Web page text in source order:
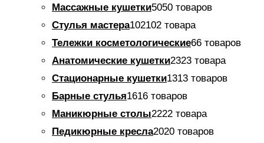
Массажные кушетки5050 товаров
Стулья мастера102102 товара
Тележки косметологические66 товаров
Анатомические кушетки2323 товара
Стационарные кушетки1313 товаров
Барные стулья1616 товаров
Маникюрные столы2222 товара
Педикюрные кресла2020 товаров